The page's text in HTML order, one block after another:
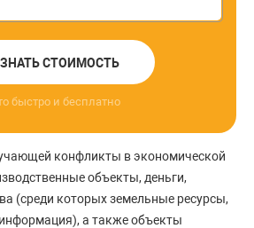
СТОИМОСТЬ
быстро и бесплатно
конфликты в экономической
объекты, деньги,
(среди которых земельные ресурсы,
а также объекты